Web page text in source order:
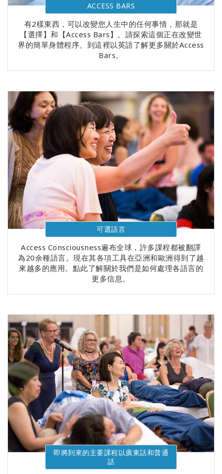
ACCESS BARS
有2樣東西，可以改變您人生中的任何事情，那就是
【選擇】和【Access Bars】。請探索這個正在改變世
界的簡單身體程序。到這裡以英語了解更多關於Access
Bars。
可選語言
Access Consciousness遍布全球，許多課程都被翻譯
為20余種語言。現在其各項工具在亞洲和歐洲得到了越
來越多的應用。點此了解關於我們是如何處理各語言的
更多信息。
即將到來的主要課程以廣東話和普通
話